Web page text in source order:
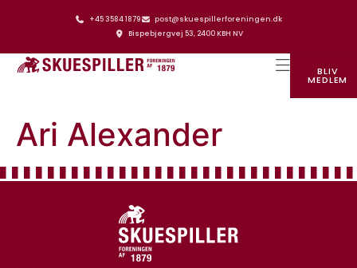
+45 3584 1879
post@skuespillerforeningen.dk
Bispebjergvej 53, 2400 KBH NV
BLIV
MEDLEM
Ari Alexander